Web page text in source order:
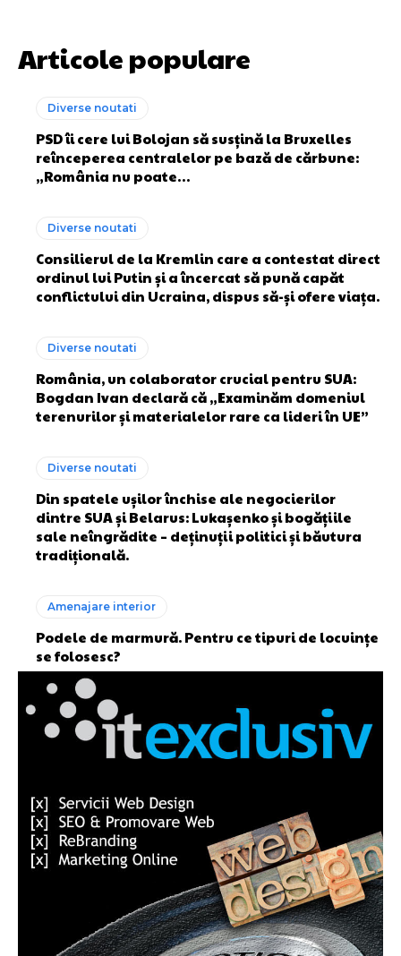
Articole populare
Diverse noutati
PSD îi cere lui Bolojan să susțină la Bruxelles
reînceperea centralelor pe bază de cărbune:
„România nu poate…
Diverse noutati
Consilierul de la Kremlin care a contestat direct
ordinul lui Putin și a încercat să pună capăt
conflictului din Ucraina, dispus să-și ofere viața.
Diverse noutati
România, un colaborator crucial pentru SUA:
Bogdan Ivan declară că „Examinăm domeniul
terenurilor și materialelor rare ca lideri în UE”
Diverse noutati
Din spatele ușilor închise ale negocierilor
dintre SUA și Belarus: Lukașenko și bogățiile
sale neîngrădite – deținuții politici și băutura
tradițională.
Amenajare interior
Podele de marmură. Pentru ce tipuri de locuințe
se folosesc?